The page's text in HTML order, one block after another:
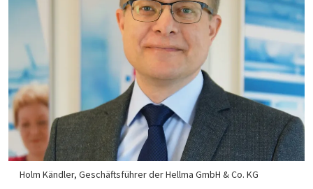
Holm Kändler, Geschäftsführer der Hellma GmbH & Co. KG